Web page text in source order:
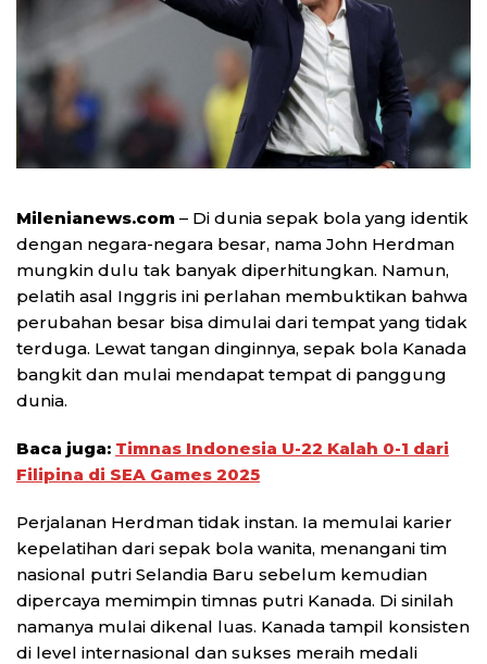
Milenianews.com – Di dunia sepak bola yang identik
dengan negara-negara besar, nama John Herdman
mungkin dulu tak banyak diperhitungkan. Namun,
pelatih asal Inggris ini perlahan membuktikan bahwa
perubahan besar bisa dimulai dari tempat yang tidak
terduga. Lewat tangan dinginnya, sepak bola Kanada
bangkit dan mulai mendapat tempat di panggung
dunia.
Baca juga: Timnas Indonesia U-22 Kalah 0-1 dari
Filipina di SEA Games 2025
Perjalanan Herdman tidak instan. Ia memulai karier
kepelatihan dari sepak bola wanita, menangani tim
nasional putri Selandia Baru sebelum kemudian
dipercaya memimpin timnas putri Kanada. Di sinilah
namanya mulai dikenal luas. Kanada tampil konsisten
di level internasional dan sukses meraih medali